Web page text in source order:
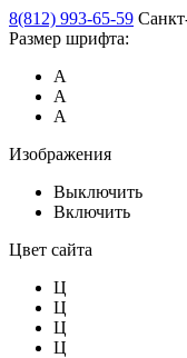
8(812) 993-65-59
Размер шрифта:
А
А
А
Изображения
Выключить
Включить
Цвет сайта
Ц
Ц
Ц
Ц